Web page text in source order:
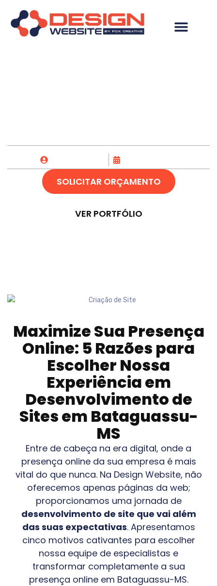
SOLICITAR ORÇAMENTO
VER PORTFÓLIO
Maximize Sua Presença
Online: 5 Razões para
Escolher Nossa
Experiência em
Desenvolvimento de
Sites em Bataguassu-
MS
Entre de cabeça na era digital, onde a
presença online da sua empresa é mais
vital do que nunca. Na Design Website, não
oferecemos apenas páginas da web;
proporcionamos uma jornada de
desenvolvimento de site que vai além
das suas expectativas. Apresentamos
cinco motivos cativantes para escolher
nossa equipe de especialistas e
transformar completamente a sua
presença online em Bataguassu-MS.